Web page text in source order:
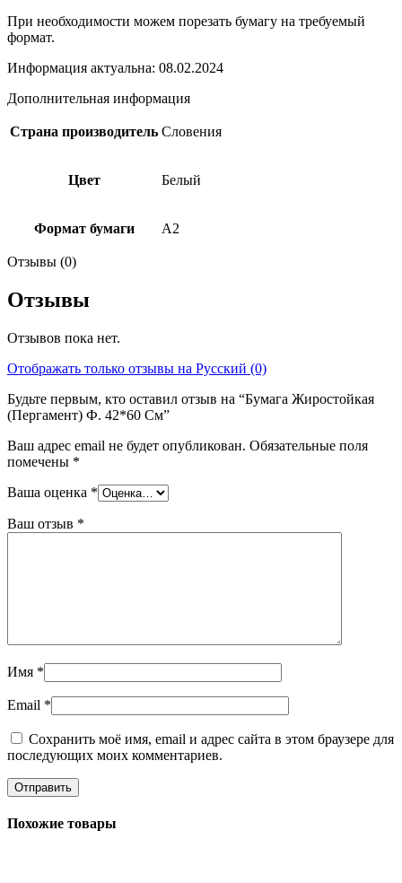
При необходимости можем порезать бумагу на требуемый
формат.
Информация актуальна: 08.02.2024
Дополнительная информация
Страна производитель Словения
Цвет Белый
Формат бумаги A2
Отзывы (0)
Отзывы
Отзывов пока нет.
Отображать только отзывы на Русский (0)
Будьте первым, кто оставил отзыв на “Бумага Жиростойкая
(Пергамент) Ф. 42*60 См”
Ваш адрес email не будет опубликован. Обязательные поля
помечены *
Ваша оценка *
Ваш отзыв *
Имя *
Email *
Сохранить моё имя, email и адрес сайта в этом браузере для
последующих моих комментариев.
Похожие товары